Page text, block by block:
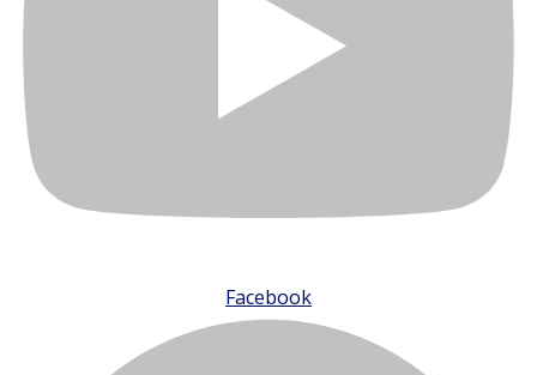
Facebook